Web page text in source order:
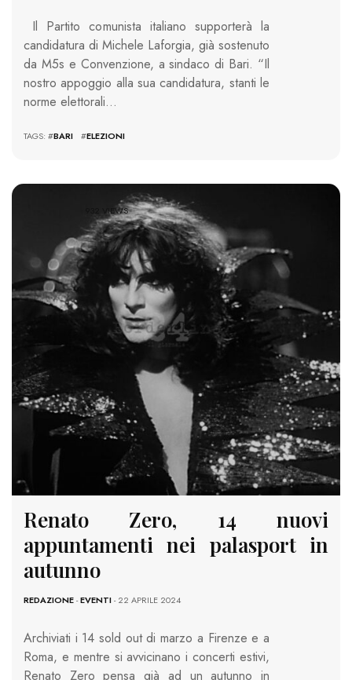
Il Partito comunista italiano supporterà la
candidatura di Michele Laforgia, già sostenuto
da M5s e Convenzione, a sindaco di Bari. “Il
nostro appoggio alla sua candidatura, stanti le
norme elettorali…
TAGS: #BARI #ELEZIONI
932 VIEWS
Renato Zero, 14 nuovi
appuntamenti nei palasport in
autunno
REDAZIONE-EVENTI- 22 APRILE 2024
Archiviati i 14 sold out di marzo a Firenze e a
Roma, e mentre si avvicinano i concerti estivi,
Renato Zero pensa già ad un autunno in